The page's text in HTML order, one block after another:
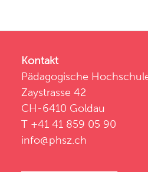
Kontakt
Pädagogische
Zaystrasse 42
CH-6410 Goldau
T +41 41 859 05 90
info@phsz.ch